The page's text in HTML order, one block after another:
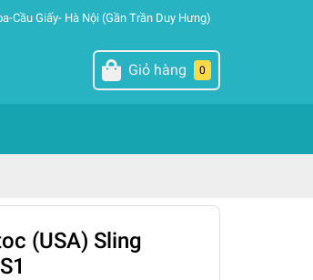
Cầu Giấy- Hà Nội (Gần Trần Duy Hưng)
Giỏ hàng 0
(USA) Sling